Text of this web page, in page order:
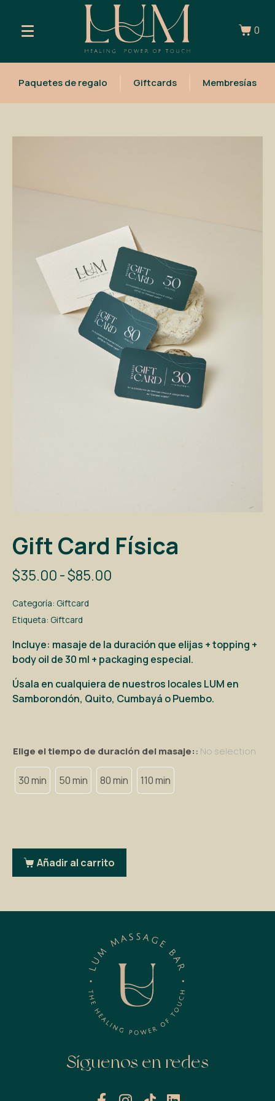
0
Paquetes de regalo Giftcards Membresías
Gift Card Física
$35.00-$85.00
Categoría: Giftcard
Etiqueta: Giftcard
Incluye: masaje de la duración que elijas + topping +
body oil de 30 ml + packaging especial.
Úsala en cualquiera de nuestros locales LUM en
Samborondón, Quito, Cumbayá o Puembo.
Elige el tiempo de duración del masaje:: No selection
30 min 50 min 80 min 110 min
Añadir al carrito
Síguenos en redes